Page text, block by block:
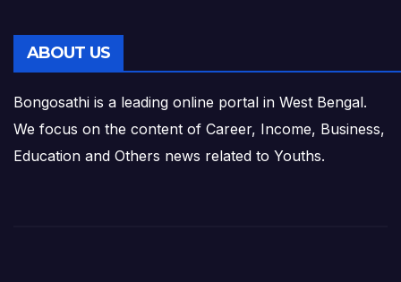
ABOUT US
Bongosathi is a leading online portal in West Bengal.
We focus on the content of Career, Income, Business,
Education and Others news related to Youths.